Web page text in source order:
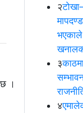
।
२
भएकाले
३
४